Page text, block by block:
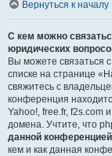
Вернуться к началу
С кем можно
юридических
Вы можете связаться
списке на странице
свяжитесь с
конференция
Yahoo!, free.fr, f2s.com
домена. Учтите, что
данной конференцией
кем и как данная